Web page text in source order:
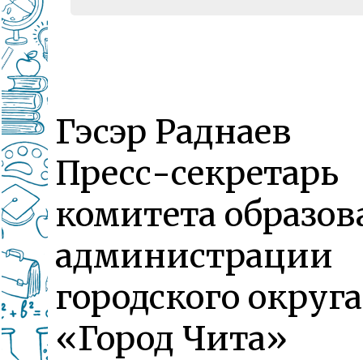
Гэсэр Раднаев
Пресс-секретарь
комитета
администрации
городского округа
«Город Чита»